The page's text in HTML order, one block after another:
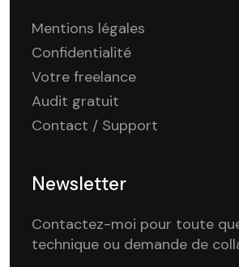
Mentions légales
Confidentialité
Votre freelance
Audit gratuit
Contact / Support
Newsletter
Contactez-moi pour toute
technique ou demande de